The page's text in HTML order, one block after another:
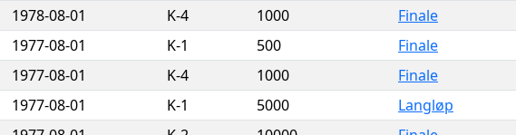
1978-08-01 K-4 1000 Finale
1977-08-01 K-1 500 Finale
1977-08-01 K-4 1000 Finale
1977-08-01 K-1 5000 Langløp